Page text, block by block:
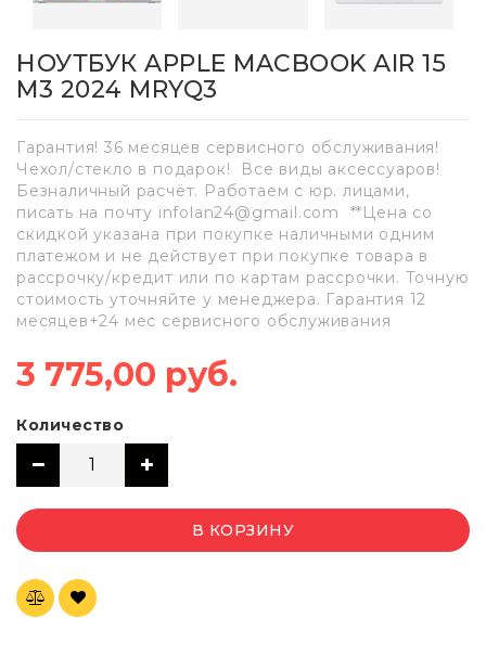
НОУТБУК APPLE MACBOOK AIR 15
M3 2024 MRYQ3
Гарантия! 36 месяцев сервисного обслуживания!
Чехол/стекло в подарок! Все виды аксессуаров!
Безналичный расчёт. Работаем с юр. лицами,
писать на почту infolan24@gmail.com **Цена со
скидкой указана при покупке наличными одним
платежом и не действует при покупке товара в
рассрочку/кредит или по картам рассрочки. Точную
стоимость уточняйте у менеджера. Гарантия 12
месяцев+24 мес сервисного обслуживания
3 775,00 руб.
Количество
В КОРЗИНУ